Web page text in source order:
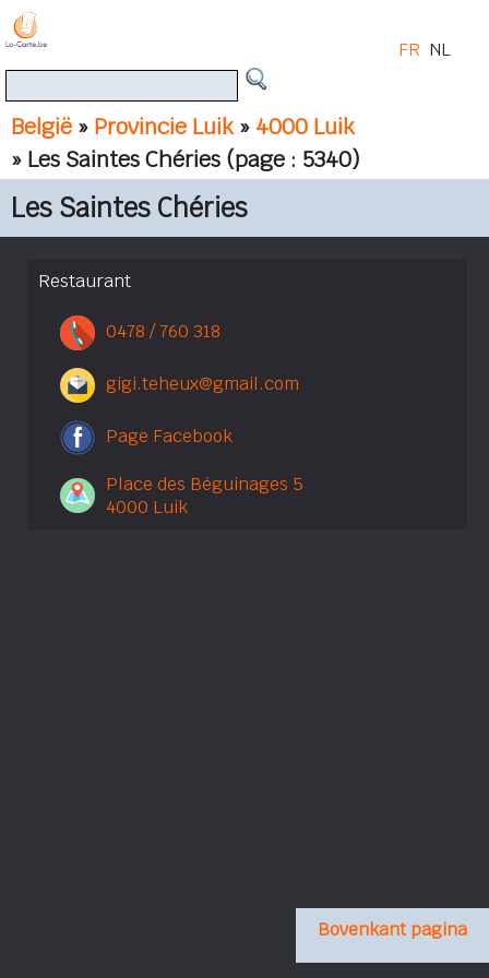
België » Provincie Luik» 4000 Luik
» Les Saintes Chéries (page : 5340)
FR NL
Les Saintes Chéries
Restaurant
0478 / 760 318
gigi.teheux@gmail.com
Page Facebook
Place des Béguinages 5
4000 Luik
Bovenkant pagina